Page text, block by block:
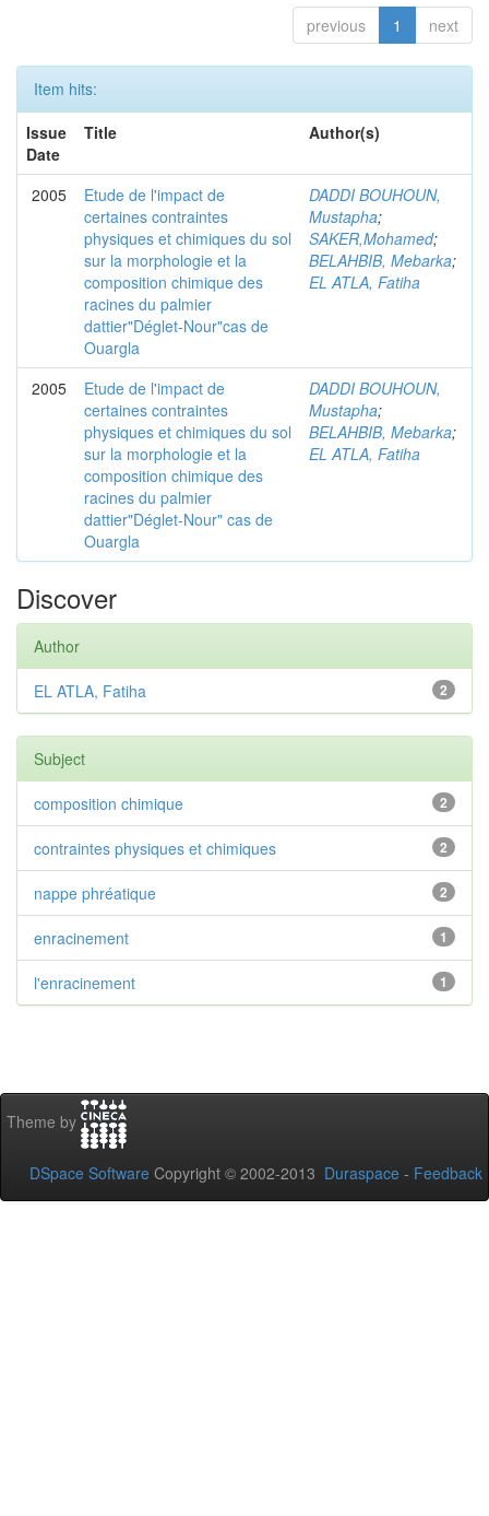
previous 1 next
Item hits:
Issue
Date
Title Author(s)
2005
Etude de l'impact de
certaines contraintes
physiques et chimiques du sol
sur la morphologie et la
composition chimique des
racines du palmier
dattier"Déglet-Nour"cas de
Ouargla
DADDI BOUHOUN,
Mustapha;
SAKER,Mohamed;
BELAHBIB, Mebarka;
EL ATLA, Fatiha
2005
Etude de l'impact de
certaines contraintes
physiques et chimiques du sol
sur la morphologie et la
composition chimique des
racines du palmier
dattier"Déglet-Nour" cas de
Ouargla
DADDI BOUHOUN,
Mustapha;
BELAHBIB, Mebarka;
EL ATLA, Fatiha
Discover
Author
2
EL ATLA, Fatiha
Subject
2
composition chimique
2
contraintes physiques et chimiques
2
nappe phréatique
1
enracinement
1
l'enracinement
Theme by
DSpace Software Copyright © 2002-2013 Duraspace - Feedback